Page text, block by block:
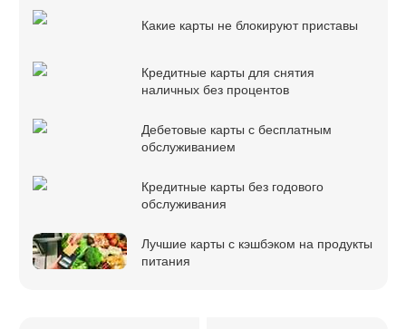
Какие карты не блокируют приставы
Кредитные карты для снятия
наличных без процентов
Дебетовые карты с бесплатным
обслуживанием
Кредитные карты без годового
обслуживания
Лучшие карты с кэшбэком на продукты
питания